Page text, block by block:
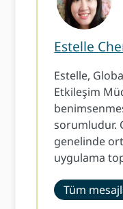
Estelle
Estelle,
Etkileşim
sorumludur.
genelinde
uygulama
Tüm